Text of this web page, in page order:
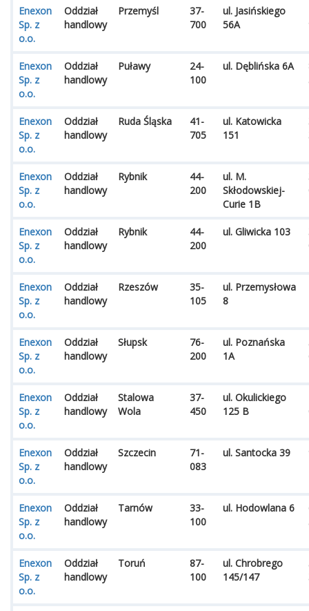
Enexon
Sp. z
o.o.
Oddział
handlowy
Przemyśl
37-
700
ul. Jasińskiego
56A
Enexon
Sp. z
o.o.
Oddział
handlowy
Puławy
24-
100
ul. Dęblińska 6A
Enexon
Sp. z
o.o.
Oddział
handlowy
Ruda Śląska
41-
705
ul. Katowicka
151
Enexon
Sp. z
o.o.
Oddział
handlowy
Rybnik
44-
200
ul. M.
Skłodowskiej-
Curie 1B
Enexon
Sp. z
o.o.
Oddział
handlowy
Rybnik
44-
200
ul. Gliwicka 103
Enexon
Sp. z
o.o.
Oddział
handlowy
Rzeszów
35-
105
ul. Przemysłowa
8
Enexon
Sp. z
o.o.
Oddział
handlowy
Słupsk
76-
200
ul. Poznańska
1A
Enexon
Sp. z
o.o.
Oddział
handlowy
Stalowa
Wola
37-
450
ul. Okulickiego
125 B
Enexon
Sp. z
o.o.
Oddział
handlowy
Szczecin
71-
083
ul. Santocka 39
Enexon
Sp. z
o.o.
Oddział
handlowy
Tarnów
33-
100
ul. Hodowlana 6
Enexon
Sp. z
o.o.
Oddział
handlowy
Toruń
87-
100
ul. Chrobrego
145/147